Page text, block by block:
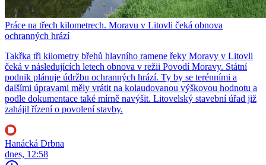
Práce na třech kilometrech. Moravu v Litovli čeká obnova
ochranných hrází
Takřka tři kilometry břehů hlavního ramene řeky Moravy v Litovli
čeká v následujících letech obnova v režii Povodí Moravy. Státní
podnik plánuje údržbu ochranných hrází. Ty by se terénními a
dalšími úpravami měly vrátit na kolaudovanou výškovou hodnotu a
podle dokumentace také mírně navýšit. Litovelský stavební úřad již
zahájil řízení o povolení stavby.
Hanácká Drbna
dnes, 12:58